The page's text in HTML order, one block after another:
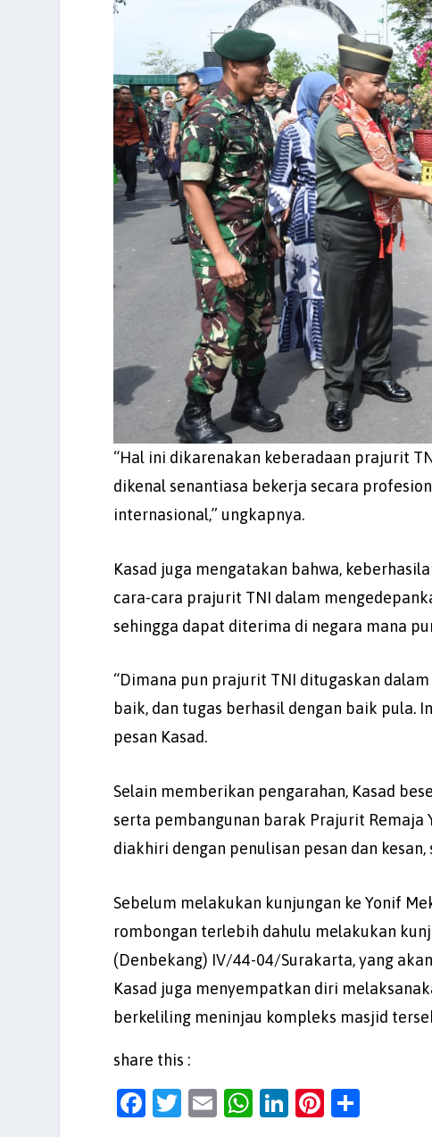
“Hal ini dikarenakan keberadaan prajurit
dikenal senantiasa bekerja secara
internasional,” ungkapnya.
Kasad juga mengatakan bahwa,
cara-cara prajurit TNI dalam
sehingga dapat diterima di negara mana
“Dimana pun prajurit TNI ditugaskan
baik, dan tugas berhasil dengan baik pula.
pesan Kasad.
Selain memberikan pengarahan, Kasad
serta pembangunan barak Prajurit Remaja
diakhiri dengan penulisan pesan dan
Sebelum melakukan kunjungan ke Yonif
rombongan terlebih dahulu melakukan
(Denbekang) IV/44-04/Surakarta, yang
Kasad juga menyempatkan diri
berkeliling meninjau kompleks masjid
share this :
F
T
E
W Li
Pi